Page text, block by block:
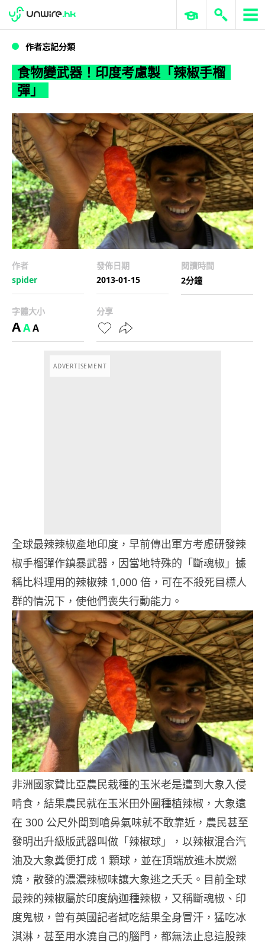
食物變武器！印度考慮製「辣椒手榴彈」
WWDC 2026 ERP 與商業 AI
作者忘記分類
食物變武器！印度考慮製「辣椒手榴
彈」
作者
spider
發佈日期
2013-01-15
閱讀時間
2分鐘
字體大小
AAA
分享
ADVERTISEMENT
全球最辣辣椒產地印度，早前傳出軍方考慮研發辣
椒手榴彈作鎮暴武器，因當地特殊的「斷魂椒」據
稱比料理用的辣椒辣 1,000 倍，可在不殺死目標人
群的情況下，使他們喪失行動能力。
非洲國家贊比亞農民栽種的玉米老是遭到大象入侵
啃食，結果農民就在玉米田外圍種植辣椒，大象遠
在 300 公尺外聞到嗆鼻氣味就不敢靠近，農民甚至
發明出升級版武器叫做「辣椒球」，以辣椒混合汽
油及大象糞便打成 1 顆球，並在頂端放進木炭燃
燒，散發的濃濃辣椒味讓大象逃之夭夭。目前全球
最辣的辣椒屬於印度納迦種辣椒，又稱斷魂椒、印
度鬼椒，曾有英國記者試吃結果全身冒汗，猛吃冰
淇淋，甚至用水澆自己的腦門，都無法止息這股辣